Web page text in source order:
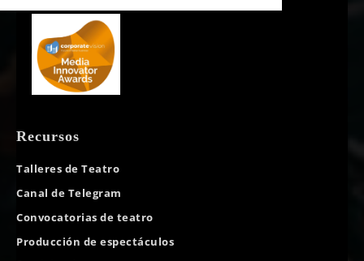
Recursos
Talleres de Teatro
Canal de Telegram
Convocatorias de teatro
Producción de espectáculos